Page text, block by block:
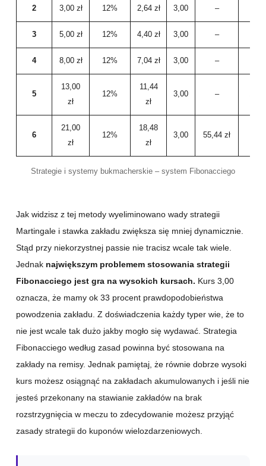
2 3,00 zł 12% 2,64 zł 3,00 –
3 5,00 zł 12% 4,40 zł 3,00 –
4 8,00 zł 12% 7,04 zł 3,00 –
5
13,00
zł
12%
11,44
zł
3,00 –
6
21,00
zł
12%
18,48
zł
3,00 55,44 zł
Strategie i systemy bukmacherskie – system Fibonacciego
Jak widzisz z tej metody wyeliminowano wady strategii
Martingale i stawka zakładu zwiększa się mniej dynamicznie.
Stąd przy niekorzystnej passie nie tracisz wcale tak wiele.
Jednak największym problemem stosowania strategii
Fibonacciego jest gra na wysokich kursach. Kurs 3,00
oznacza, że mamy ok 33 procent prawdopodobieństwa
powodzenia zakładu. Z doświadczenia każdy typer wie, że to
nie jest wcale tak dużo jakby mogło się wydawać. Strategia
Fibonacciego według zasad powinna być stosowana na
zakłady na remisy. Jednak pamiętaj, że równie dobrze wysoki
kurs możesz osiągnąć na zakładach akumulowanych i jeśli nie
jesteś przekonany na stawianie zakładów na brak
rozstrzygnięcia w meczu to zdecydowanie możesz przyjąć
zasady strategii do kuponów wielozdarzeniowych.